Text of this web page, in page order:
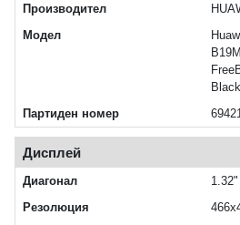
Производител
Модел
Black
Партиден номер
Дисплей
Диагонал
Резолюция